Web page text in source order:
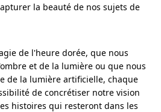
la beauté de nos sujets de
de l'heure dorée, que nous
et de la lumière ou que nous
de la lumière artificielle, chaque
de concrétiser notre vision
histoires qui resteront dans les